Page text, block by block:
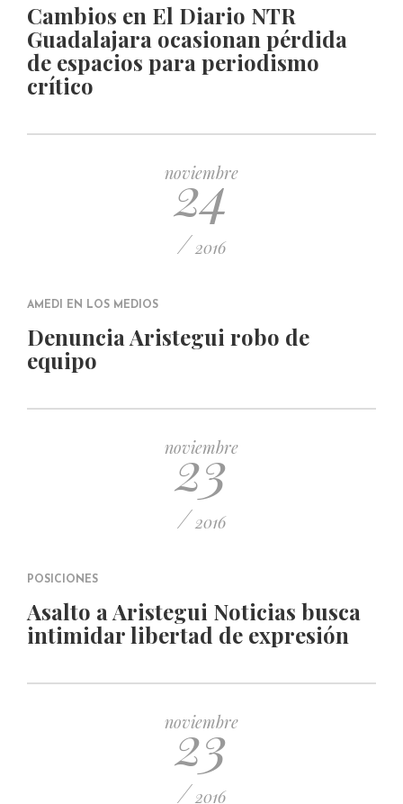
Cambios en El Diario NTR
Guadalajara ocasionan pérdida
de espacios para periodismo
crítico
noviembre
24
/ 2016
AMEDI EN LOS MEDIOS
Denuncia Aristegui robo de
equipo
noviembre
23
/ 2016
POSICIONES
Asalto a Aristegui Noticias busca
intimidar libertad de expresión
noviembre
23
/ 2016